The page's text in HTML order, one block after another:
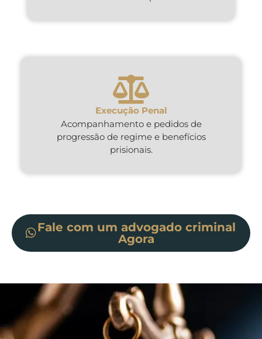
Execução Penal
Acompanhamento e pedidos de
progressão de regime e benefícios
prisionais.
Fale com um advogado criminal
Agora